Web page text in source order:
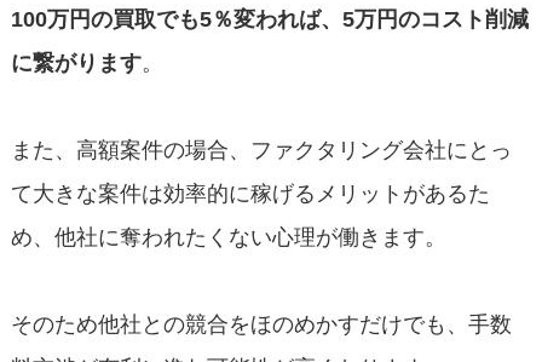
100万円の買取でも5％変われば、5万円のコスト削減
に繋がります。
また、高額案件の場合、ファクタリング会社にとっ
て大きな案件は効率的に稼げるメリットがあるた
め、他社に奪われたくない心理が働きます。
そのため他社との競合をほのめかすだけでも、手数